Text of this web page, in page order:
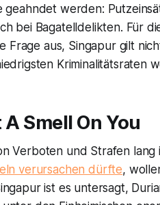
geahndet werden:
bei Bagatelldelikten. Für
Frage aus, Singapur gilt
Kriminalitätsraten
Smell On You
Verboten und Strafen lang
verursachen dürfte,
ist es untersagt,